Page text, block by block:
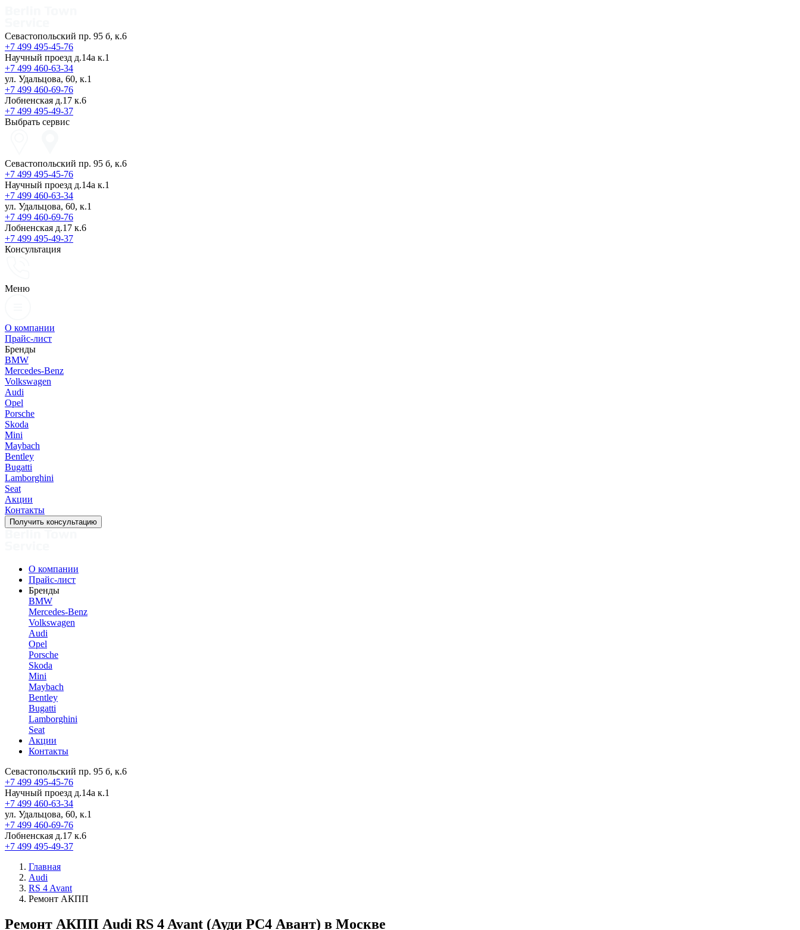
Севастопольский пр. 95 б, к.6
+7 499 495-45-76
Научный проезд д.14а к.1
+7 499 460-63-34
ул. Удальцова, 60, к.1
+7 499 460-69-76
Лобненская д.17 к.6
+7 499 495-49-37
Выбрать сервис
Севастопольский пр. 95 б, к.6
+7 499 495-45-76
Научный проезд д.14а к.1
+7 499 460-63-34
ул. Удальцова, 60, к.1
+7 499 460-69-76
Лобненская д.17 к.6
+7 499 495-49-37
Консультация
Меню
О компании
Прайс-лист
Бренды
BMW
Mercedes-Benz
Volkswagen
Audi
Opel
Porsche
Skoda
Mini
Maybach
Bentley
Bugatti
Lamborghini
Seat
Акции
Контакты
Получить консультацию
О компании
Прайс-лист
Бренды
BMW
Mercedes-Benz
Volkswagen
Audi
Opel
Porsche
Skoda
Mini
Maybach
Bentley
Bugatti
Lamborghini
Seat
Акции
Контакты
Севастопольский пр. 95 б, к.6
+7 499 495-45-76
Научный проезд д.14а к.1
+7 499 460-63-34
ул. Удальцова, 60, к.1
+7 499 460-69-76
Лобненская д.17 к.6
+7 499 495-49-37
Главная
Audi
RS 4 Avant
Ремонт АКПП
Ремонт АКПП Audi RS 4 Avant (Ауди РС4 Авант) в Москве